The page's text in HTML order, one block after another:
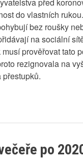
do vlastních
bez roušky
na sociální
prověřovat tato
rezignovala na
přestupků.
po